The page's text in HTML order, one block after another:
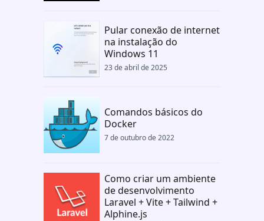
Pular conexão de internet
na instalação do
Windows 11
23 de abril de 2025
Comandos básicos do
Docker
7 de outubro de 2022
Como criar um ambiente
de desenvolvimento
Laravel + Vite + Tailwind +
Alphine.js